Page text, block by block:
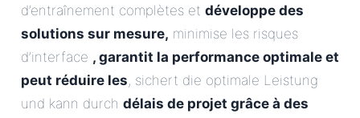
d’entraînement complètes et développe des
solutions sur mesure, minimise les risques
d’interface , garantit la performance optimale et
peut réduire les, sichert die optimale Leistung
und kann durch délais de projet grâce à des